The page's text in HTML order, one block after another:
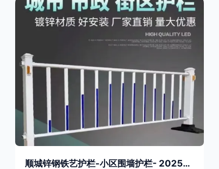
构，网片两侧各有一根加固的纵向钢丝（双边丝），用于与立柱
连接固定。其表面通常采用镀锌、喷塑或浸塑处理，以增强耐腐
顺城锌钢铁艺护栏-小区围墙护栏- 2025年17631598285新报价